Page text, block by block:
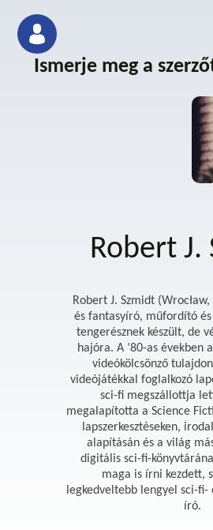
Ismerje meg a
Robert J.
Robert J. Szmidt
és fantasyíró, műfordító
tengerésznek készült, de
hajóra. A ’80-as években
videókölcsönző
videójátékkal foglalkozó
sci-fi megszállottja
megalapította a Science
lapszerkesztéseken,
alapításán és a világ
digitális sci-fi-
maga is írni kezdett,
legkedveltebb lengyel sci-fi-
író.